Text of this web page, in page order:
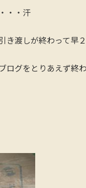
・・汗
渡しが終わって早
ログをとりあえず終